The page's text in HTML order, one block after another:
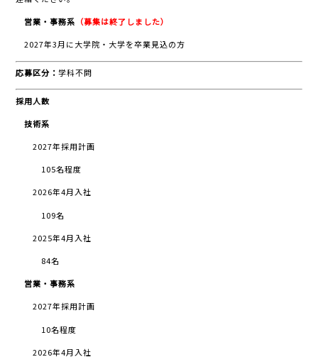
営業・事務系 （募集は終了しました）
2027年3月に大学院・大学を卒業見込の方
応募区分：学科不問
採用人数
技術系
2027年採用計画
105名程度
2026年4月入社
109名
2025年4月入社
84名
営業・事務系
2027年採用計画
10名程度
2026年4月入社